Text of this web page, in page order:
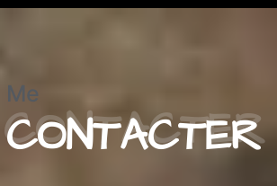
Me
CONTACTER